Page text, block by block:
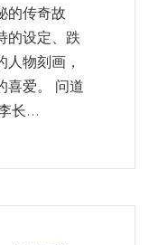
的传奇故
的设定、跌
物刻画，
喜爱。 问道
长...